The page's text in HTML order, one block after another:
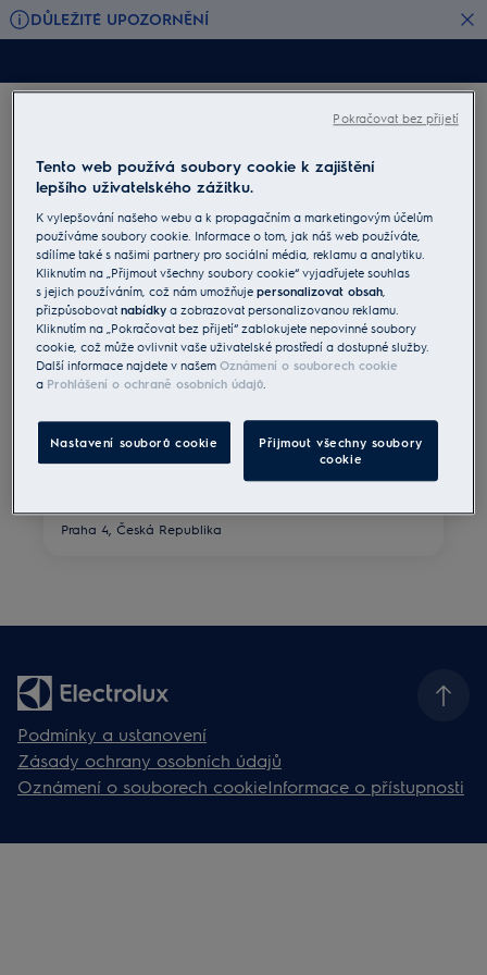
DŮLEŽITÉ UPOZORNĚNÍ
Online odstoupení od smlouvy
online. Potvrzení vám po odeslání ihned pošleme na e-
mail. Začněte kliknutím na „Odstoupení od smlouvy“.
Odstoupení od smlouvy
Informace o společnosti
ELECTROLUX, s.r.o.
IČ: 18631975
Spisová značka: C2461
Adresa
140 00
Praha 4, Česká Republika
Podmínky a ustanovení
Zásady ochrany osobních údajů
Oznámení o souborech cookieInformace o přístupnosti
Tento web používá soubory cookie k zajištění
lepšího uživatelského zážitku.
K vylepšování našeho webu a k propagačním a marketingovým účelům
používáme soubory cookie. Informace o tom, jak náš web používáte,
sdílíme také s našimi partnery pro sociální média, reklamu a analytiku.
Kliknutím na „Přijmout všechny soubory cookie“ vyjadřujete souhlas
s jejich používáním, což nám umožňujepersonalizovat obsah,
přizpůsobovatnabídky a zobrazovat personalizovanou reklamu.
Kliknutím na „Pokračovat bez přijetí“ zablokujete nepovinné soubory
cookie, což může ovlivnit vaše uživatelské prostředí a dostupné služby.
Další informace najdete v našemOznámení o souborech cookie
a Prohlášení o ochraně osobních údajů.
Nastavení souborů cookie
Přijmout všechny soubory
cookie
Pokračovat bez přijetí